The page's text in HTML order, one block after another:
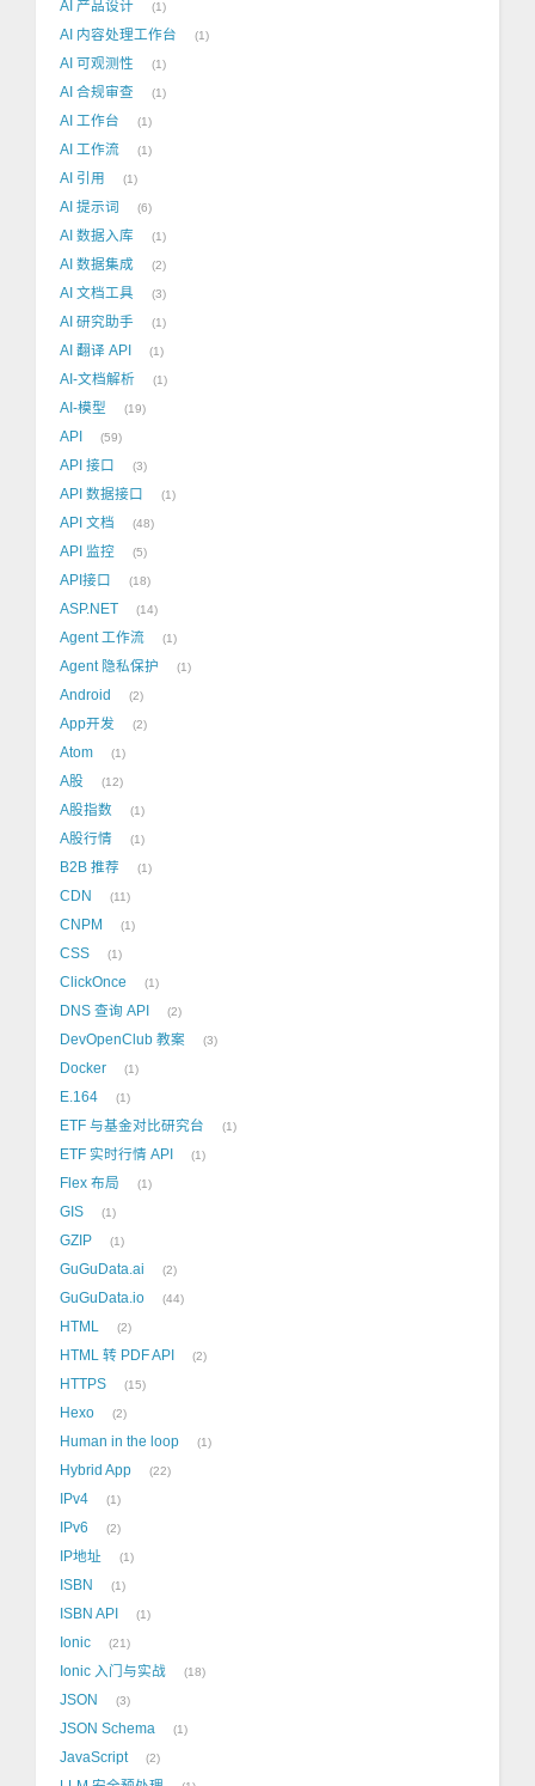
AI 产品设计 1
AI 内容处理工作台 1
AI 可观测性 1
AI 合规审查 1
AI 工作台 1
AI 工作流 1
AI 引用 1
AI 提示词 6
AI 数据入库 1
AI 数据集成 2
AI 文档工具 3
AI 研究助手 1
AI 翻译 API 1
AI-文档解析 1
AI-模型 19
API 59
API 接口 3
API 数据接口 1
API 文档 48
API 监控 5
API接口 18
ASP.NET 14
Agent 工作流 1
Agent 隐私保护 1
Android 2
App开发 2
Atom 1
A股 12
A股指数 1
A股行情 1
B2B 推荐 1
CDN 11
CNPM 1
CSS 1
ClickOnce 1
DNS 查询 API 2
DevOpenClub 教案 3
Docker 1
E.164 1
ETF 与基金对比研究台 1
ETF 实时行情 API 1
Flex 布局 1
GIS 1
GZIP 1
GuGuData.ai 2
GuGuData.io 44
HTML 2
HTML 转 PDF API 2
HTTPS 15
Hexo 2
Human in the loop 1
Hybrid App 22
IPv4 1
IPv6 2
IP地址 1
ISBN 1
ISBN API 1
Ionic 21
Ionic 入门与实战 18
JSON 3
JSON Schema 1
JavaScript 2